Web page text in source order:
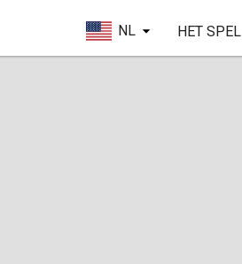
NL HET SPEL